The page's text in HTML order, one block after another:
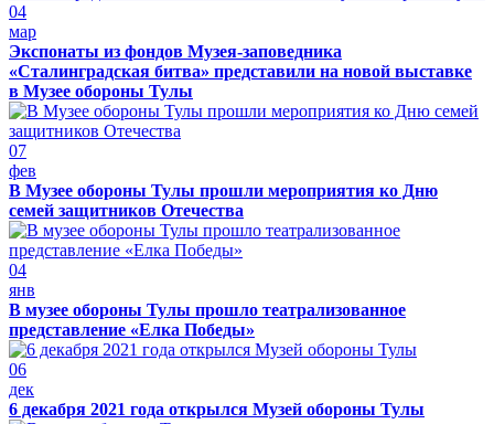
04
мар
Экспонаты из фондов Музея-заповедника
«Сталинградская битва» представили на новой выставке
в Музее обороны Тулы
07
фев
В Музее обороны Тулы прошли мероприятия ко Дню
семей защитников Отечества
04
янв
В музее обороны Тулы прошло театрализованное
представление «Елка Победы»
06
дек
6 декабря 2021 года открылся Музей обороны Тулы